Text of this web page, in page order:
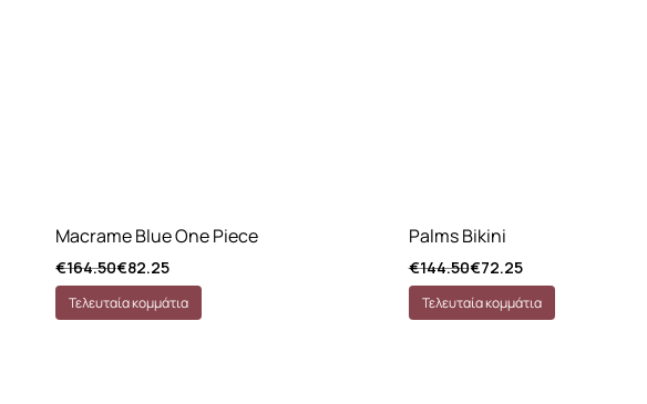
Macrame Blue One Piece
€164.50€82.25
Τελευταία κομμάτια
Palms Bikini
€144.50€72.25
Τελευταία κομμάτια